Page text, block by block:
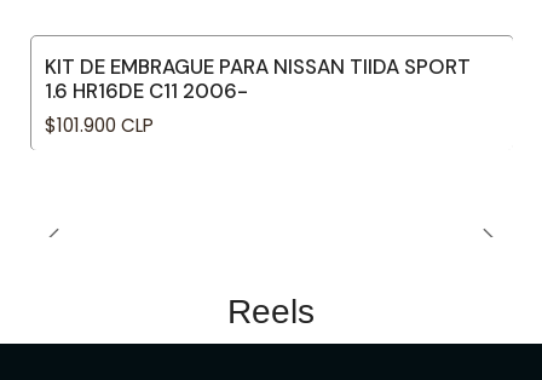
KIT DE EMBRAGUE PARA NISSAN TIIDA SPORT
1.6 HR16DE C11 2006-
$101.900 CLP
Reels